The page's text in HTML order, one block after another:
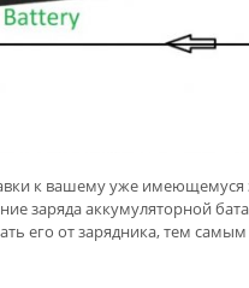
к вашему уже имеющемуся
заряда аккумуляторной
его от зарядника, тем